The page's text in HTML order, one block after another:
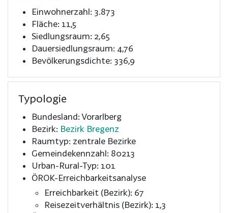
Einwohnerzahl: 3.873
Fläche: 11,5
Siedlungsraum: 2,65
Dauersiedlungsraum: 4,76
Bevölkerungsdichte: 336,9
Typologie
Bundesland: Vorarlberg
Bezirk: Bezirk Bregenz
Raumtyp: zentrale Bezirke
Gemeindekennzahl: 80213
Urban-Rural-Typ: 101
ÖROK-Erreichbarkeitsanalyse
Erreichbarkeit (Bezirk): 67
Reisezeitverhältnis (Bezirk): 1,3